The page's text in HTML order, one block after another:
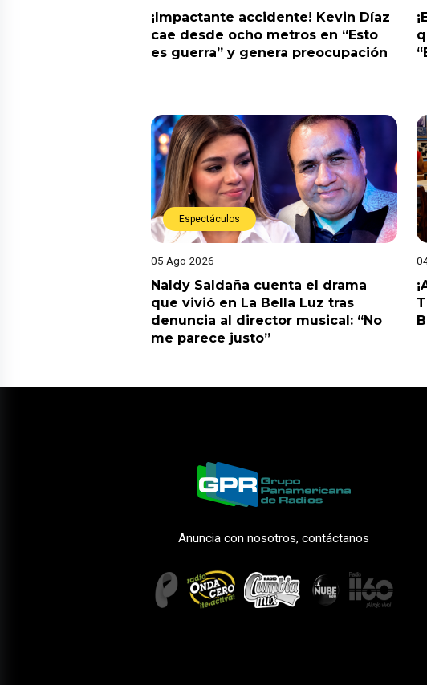
¡Impactante accidente! Kevin Díaz
cae desde ocho metros en “Esto
es guerra” y genera preocupación
Espectáculos
05 Ago 2026
Naldy Saldaña cuenta el drama
que vivió en La Bella Luz tras
denuncia al director musical: “No
me parece justo”
Anuncia con nosotros, contáctanos